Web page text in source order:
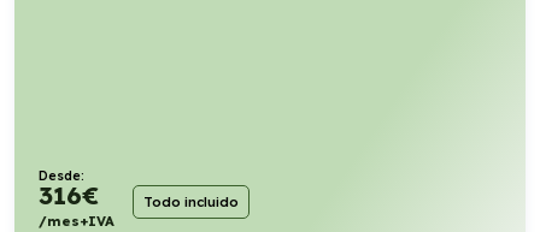
Desde:
316€
/mes+IVA
Todo incluido